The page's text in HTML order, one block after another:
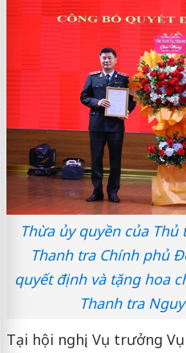
Thừa ủy quyền của
Thanh tra Chính phủ
quyết định và tặng hoa
Thanh tra
Tại hội nghị, Vụ trưởng